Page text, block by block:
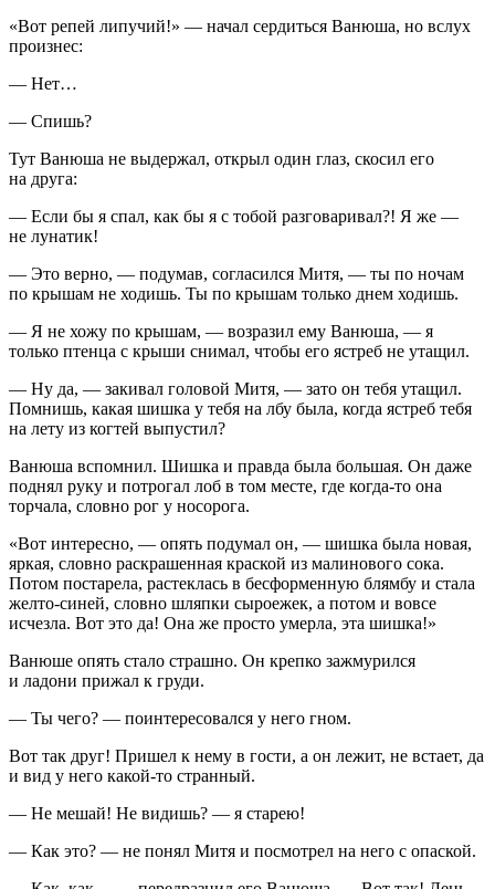
«Вот репей липучий!» — начал сердиться Ванюша, но вслух
произнес:
— Нет…
— Спишь?
Тут Ванюша не выдержал, открыл один глаз, скосил его
на друга:
— Если бы я спал, как бы я с тобой разговаривал?! Я же —
не лунатик!
— Это верно, — подумав, согласился Митя, — ты по ночам
по крышам не ходишь. Ты по крышам только днем ходишь.
— Я не хожу по крышам, — возразил ему Ванюша, — я
только птенца с крыши снимал, чтобы его ястреб не утащил.
— Ну да, — закивал головой Митя, — зато он тебя утащил.
Помнишь, какая шишка у тебя на лбу была, когда ястреб тебя
на лету из когтей выпустил?
Ванюша вспомнил. Шишка и правда была большая. Он даже
поднял руку и потрогал лоб в том месте, где когда-то она
торчала, словно рог у носорога.
«Вот интересно, — опять подумал он, — шишка была новая,
яркая, словно раскрашенная краской из малинового сока.
Потом постарела, растеклась в бесформенную блямбу и стала
желто-синей, словно шляпки сыроежек, а потом и вовсе
исчезла. Вот это да! Она же просто умерла, эта шишка!»
Ванюше опять стало страшно. Он крепко зажмурился
и ладони прижал к груди.
— Ты чего? — поинтересовался у него гном.
Вот так друг! Пришел к нему в гости, а он лежит, не встает, да
и вид у него какой-то странный.
— Не мешай! Не видишь? — я старею!
— Как это? — не понял Митя и посмотрел на него с опаской.